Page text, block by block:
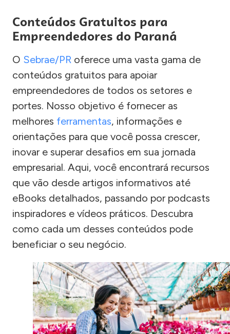
Conteúdos Gratuitos para
Empreendedores do Paraná
O Sebrae/PR oferece uma vasta gama de
conteúdos gratuitos para apoiar
empreendedores de todos os setores e
portes. Nosso objetivo é fornecer as
melhores ferramentas, informações e
orientações para que você possa crescer,
inovar e superar desafios em sua jornada
empresarial. Aqui, você encontrará recursos
que vão desde artigos informativos até
eBooks detalhados, passando por podcasts
inspiradores e vídeos práticos. Descubra
como cada um desses conteúdos pode
beneficiar o seu negócio.